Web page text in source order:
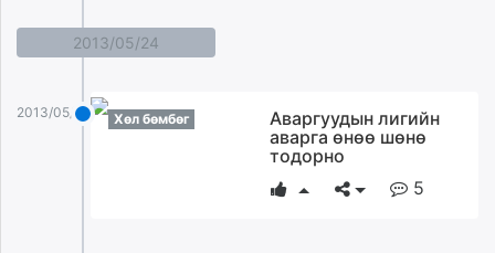
2013/05/24
2013/05/24 Хөл бөмбөг
Аваргуудын лигийн
аварга өнөө шөнө
тодорно
5